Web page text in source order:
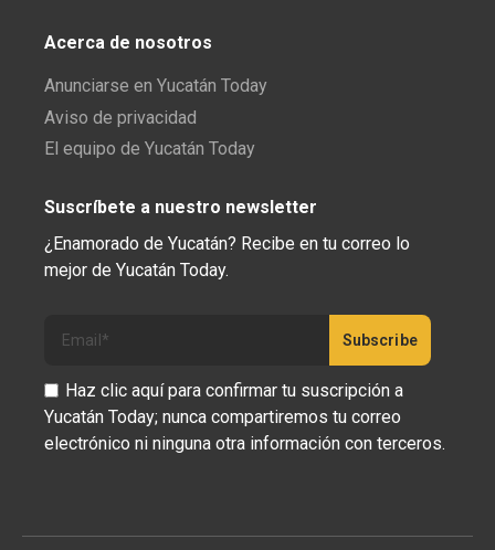
Acerca de nosotros
Anunciarse en Yucatán Today
Aviso de privacidad
El equipo de Yucatán Today
Suscríbete a nuestro newsletter
¿Enamorado de Yucatán? Recibe en tu correo lo
mejor de Yucatán Today.
Haz clic aquí para confirmar tu suscripción a
Yucatán Today; nunca compartiremos tu correo
electrónico ni ninguna otra información con terceros.